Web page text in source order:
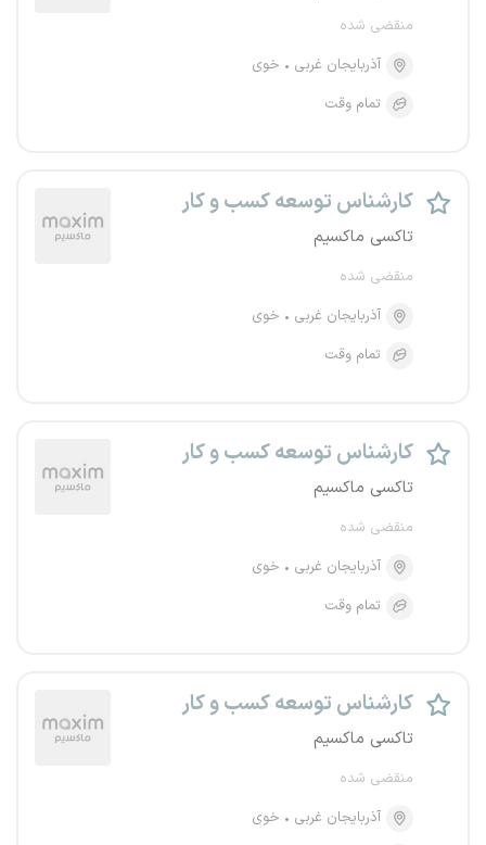
منقضی شده
آذربایجان غربی
خوی
تمام وقت
کارشناس توسعه کسب و کار
تاکسی ماکسیم
منقضی شده
آذربایجان غربی
خوی
تمام وقت
کارشناس توسعه کسب و کار
تاکسی ماکسیم
منقضی شده
آذربایجان غربی
خوی
تمام وقت
کارشناس توسعه کسب و کار
تاکسی ماکسیم
منقضی شده
آذربایجان غربی
خوی